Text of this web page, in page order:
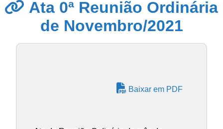
Ata 0ª Reunião Ordinária
de Novembro/2021
Baixar em PDF